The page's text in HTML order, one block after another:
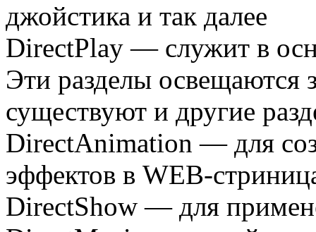
джойстика и так далее
DirectPlay — служит в
Эти разделы освещаются
существуют и другие
DirectAnimation — для
эффектов в WEB-
DirectShow — для